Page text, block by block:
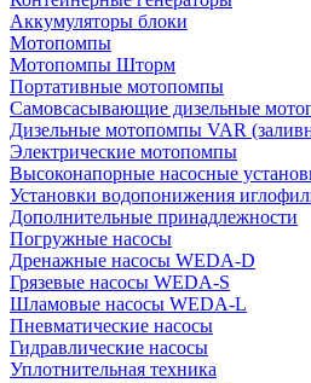
Аккумуляторы блоки
Мотопомпы
Мотопомпы Шторм
Портативные мотопомпы
Самовсасывающие дизельные
Дизельные мотопомпы VAR
Электрические мотопомпы
Высоконапорные насосные
Установки водопонижения
Дополнительные принадлежности
Погружные насосы
Дренажные насосы WEDA-D
Грязевые насосы WEDA-S
Шламовые насосы WEDA-L
Пневматические насосы
Гидравлические насосы
Уплотнительная техника